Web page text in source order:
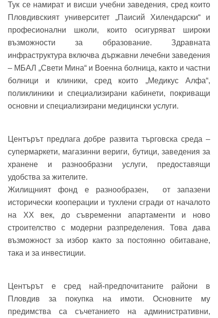
Добре дошъл!
Регистрация
Имейл Адрес
Парола
Тук се намират и висши учебни заведения, сред които
Пловдивският университет „Паисий Хилендарски“ и
професионални школи, които осигуряват широки
възможности за образование. Здравната
инфраструктура включва държавни лечебни заведения
– МБАЛ „Свети Мина“ и Военна болница, както и частни
болници и клиники, сред които „Медикус Алфа“,
поликлиники и специализирани кабинети, покриващи
основни и специализирани медицински услуги.
Центърът предлага добре развита търговска среда –
супермаркети, магазинни вериги, бутици, заведения за
хранене и разнообразни услуги, предоставящи
удобства за жителите.
Жилищният фонд е разнообразен, от запазени
исторически кооперации и тухлени сгради от началото
на XX век, до съвременни апартаменти и ново
строителство с модерни разпределения. Това дава
възможност за избор както за постоянно обитаване,
така и за инвестиции.
Центърът е сред най-предпочитаните райони в
Пловдив за покупка на имоти. Основните му
предимства са съчетанието на административни,
Име*